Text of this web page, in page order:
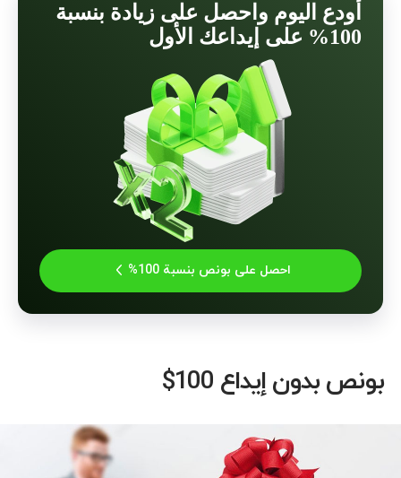
أودع اليوم واحصل على زيادة بنسبة
100% على إيداعك الأول
احصل على بونص بنسبة 100%
بونص بدون إيداع 100$